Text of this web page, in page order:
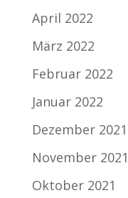
April 2022
März 2022
Februar 2022
Januar 2022
Dezember 2021
November 2021
Oktober 2021